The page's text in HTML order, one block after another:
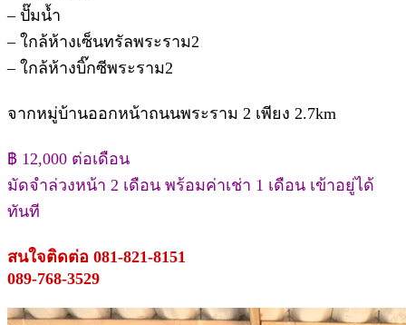
– ปั๊มน้ำ
– ใกล้ห้างเซ็นทรัลพระราม2
– ใกล้ห้างบิ๊กซีพระราม2
จากหมู่บ้านออกหน้าถนนพระราม 2 เพียง 2.7km
฿ 12,000 ต่อเดือน
มัดจำล่วงหน้า 2 เดือน พร้อมค่าเช่า 1 เดือน เข้าอยู่ได้
ทันที
สนใจติดต่อ 081-821-8151
089-768-3529